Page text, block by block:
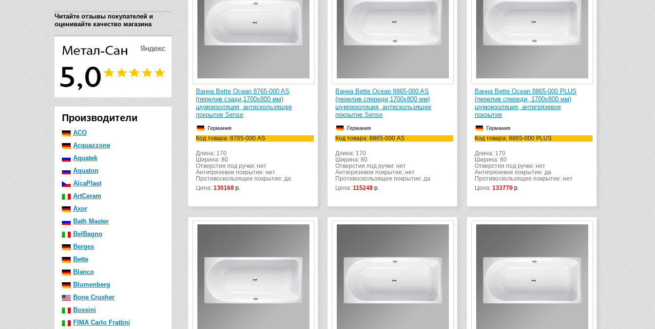
Читайте отзывы покупателей и
оценивайте качество магазина
Производители
ACO
Acquazzone
Aquatek
Aquaton
AlcaPlast
ArtCeram
Axor
Bath Master
BelBagno
Berges
Bette
Blanco
Blumenberg
Bone Crusher
Bossini
FIMA Carlo Frattini
Ванна Bette Ocean 8765-000 AS
(перелив сзади,1700х800 мм)
шумоизоляция, антискользящее
покрытие Sense
Германия
Код товара: 8765-000 AS
Длина: 170
Ширина: 80
Отверстия под ручки: нет
Антигрязевое покрытие: нет
Противоскользящее покрытие: да
Цена: 130168 р.
Ванна Bette Ocean 8865-000 AS
(перелив спереди,1700х800 мм)
шумоизоляция, антискользящее
покрытие Sense
Германия
Код товара: 8865-000 AS
Длина: 170
Ширина: 80
Отверстия под ручки: нет
Антигрязевое покрытие: нет
Противоскользящее покрытие: да
Цена: 115248 р.
Ванна Bette Ocean 8865-000 PLUS
(перелив спереди, 1700х800 мм)
шумоизоляция, антигрязевое
покрытие
Германия
Код товара: 8865-000 PLUS
Длина: 170
Ширина: 80
Отверстия под ручки: нет
Антигрязевое покрытие: да
Противоскользящее покрытие: нет
Цена: 133770 р.